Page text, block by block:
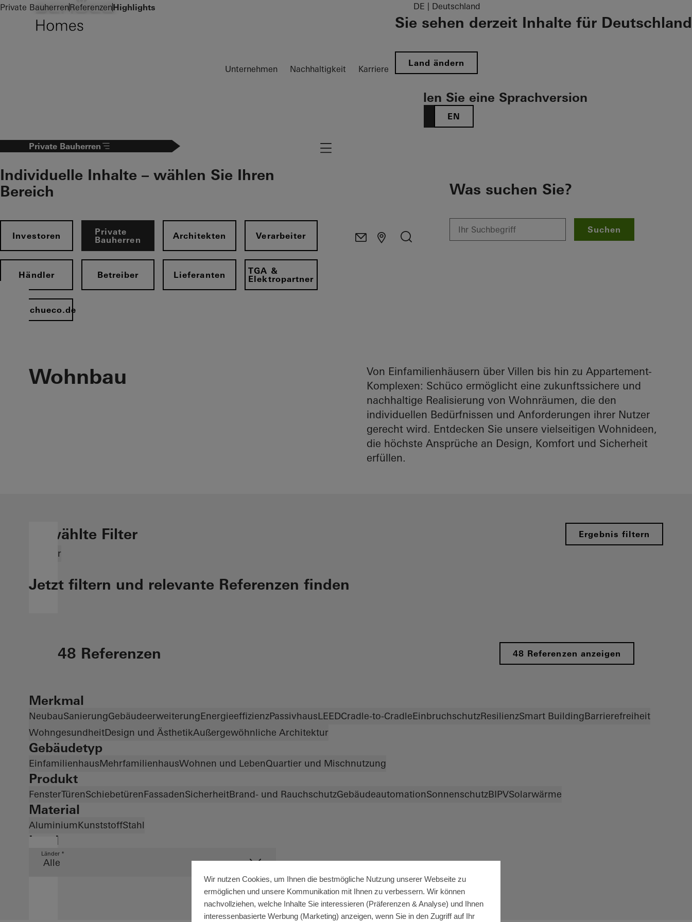
Zum Hauptinhalt
Unternehmen Nachhaltigkeit Karriere
DE | Deutschland
Sie sehen derzeit Inhalte für Deutschland
Land ändern
Wählen Sie eine Sprachversion
EN
Private Bauherren
Individuelle Inhalte – wählen Sie Ihren
Bereich
Investoren
Private
Bauherren
Architekten Verarbeiter
Händler Betreiber Lieferanten
TGA &
Elektropartner
Navigation öffnen
Was suchen Sie?
Suchen
Private BauherrenReferenzenHighlights
Wohnbau
Von Einfamilienhäusern über Villen bis hin zu Appartement-
Komplexen: Schüco ermöglicht eine zukunftssichere und
nachhaltige Realisierung von Wohnräumen, die den
individuellen Bedürfnissen und Anforderungen ihrer Nutzer
gerecht wird. Entdecken Sie unsere vielseitigen Wohnideen,
die höchste Ansprüche an Design, Komfort und Sicherheit
erfüllen.
Gewählte Filter Ergebnis filtern
Fenster
Jetzt filtern und relevante Referenzen finden
48 Referenzen 48 Referenzen anzeigen
Merkmal
NeubauSanierungGebäudeerweiterungEnergieeffizienzPassivhausLEEDCradle-to-CradleEinbruchschutzResilienzSmart BuildingBarrierefreiheit
WohngesundheitDesign und ÄsthetikAußergewöhnliche Architektur
Gebäudetyp
EinfamilienhausMehrfamilienhausWohnen und LebenQuartier und Mischnutzung
Produkt
FensterTürenSchiebetürenFassadenSicherheitBrand- und RauchschutzGebäudeautomationSonnenschutzBIPVSolarwärme
Material
AluminiumKunststoffStahl
Land
Länder *
Wir nutzen Cookies, um Ihnen die bestmögliche Nutzung unserer Webseite zu
ermöglichen und unsere Kommunikation mit Ihnen zu verbessern. Wir können
nachvollziehen, welche Inhalte Sie interessieren (Präferenzen & Analyse) und Ihnen
interessenbasierte Werbung (Marketing) anzeigen, wenn Sie in den Zugriff auf Ihr